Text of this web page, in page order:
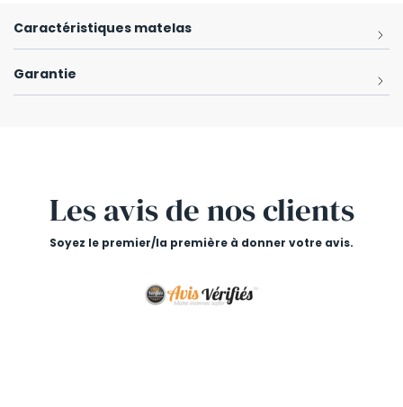
Caractéristiques matelas
Garantie
Les avisde nos clients
Soyez le premier/la première à donner votre avis.